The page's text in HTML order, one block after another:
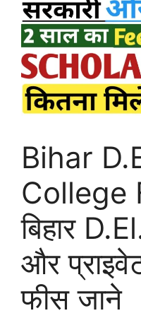
Bihar
College
बिहार
और
फीस जाने